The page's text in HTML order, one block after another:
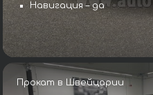
Навигация – да
Прокат в Швейцарии